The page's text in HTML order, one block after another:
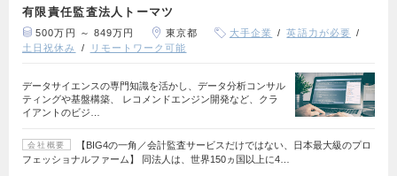
有限責任監査法人トーマツ
500万円 ～ 849万円 東京都 大手企業
英語力が必要
土日祝休み
リモートワーク可能
データサイエンスの専門知識を活かし、データ分析コンサル
ティングや基盤構築、 レコメンドエンジン開発など、クラ
イアントのビジ…
会社概要
【BIG4の一角／会計監査サービスだけではない、日本最大級のプロ
フェッショナルファーム】 同法人は、世界150ヵ国以上に4…